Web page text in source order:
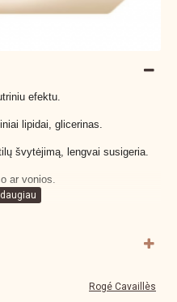
efektu.
lipidai, glicerinas.
švytėjimą, lengvai susigeria.
ar vonios.
Rogé Cavaillès